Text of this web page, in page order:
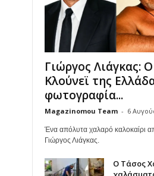
Γιώργος Λιάγκας:
Κλούνεϊ της
φωτογραφία...
Magazinomou Team - 6
Ένα απόλυτα χαλαρό καλοκαίρι
Γιώργος Λιάγκας.
Ο Τάσος